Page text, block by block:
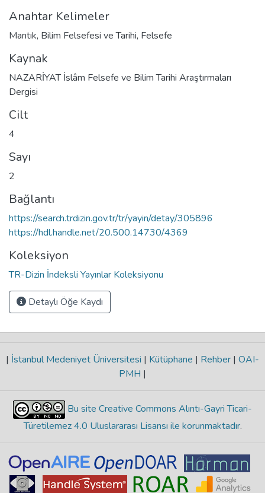
Anahtar Kelimeler
Mantık, Bilim Felsefesi ve Tarihi, Felsefe
Kaynak
NAZARİYAT İslâm Felsefe ve Bilim Tarihi Araştırmaları
Dergisi
Cilt
4
Sayı
2
Bağlantı
https://search.trdizin.gov.tr/tr/yayin/detay/305896
https://hdl.handle.net/20.500.14730/4369
Koleksiyon
TR-Dizin İndeksli Yayınlar Koleksiyonu
Detaylı Öğe Kaydı
| İstanbul Medeniyet Üniversitesi | Kütüphane | Rehber | OAI-
PMH |
Bu site Creative Commons Alıntı-Gayri Ticari-
Türetilemez 4.0 Uluslararası Lisansı ile korunmaktadır.